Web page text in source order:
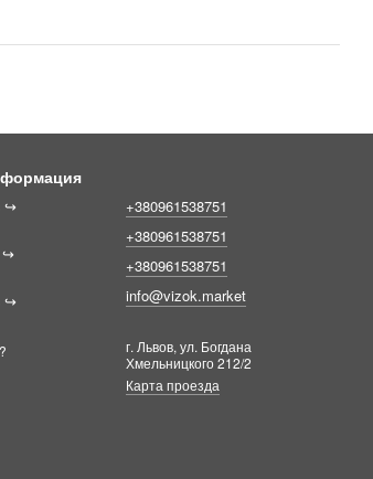
↪︎
↪︎
↪︎
+380961538751
+380961538751
+380961538751
info@vizok.market
г. Львов, ул. Богдана
Хмельницкого 212/2
Карта проезда